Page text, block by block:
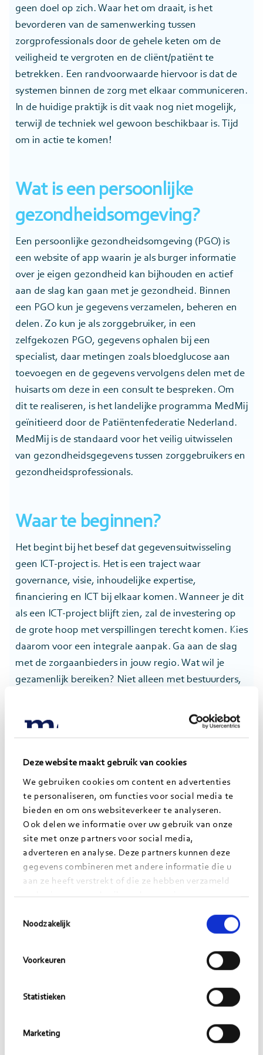
Deze website maakt gebruik van cookies
We gebruiken cookies om content en advertenties
te personaliseren, om functies voor social media te
bieden en om ons websiteverkeer te analyseren.
Ook delen we informatie over uw gebruik van onze
site met onze partners voor social media,
adverteren en analyse. Deze partners kunnen deze
gegevens combineren met andere informatie die u
aan ze heeft verstrekt of die ze hebben verzameld
op basis van uw gebruik van hun services.
Noodzakelijk
Voorkeuren
Statistieken
Marketing
geen doel op zich. Waar het om draait, is het
bevorderen van de samenwerking tussen
zorgprofessionals door de gehele keten om de
veiligheid te vergroten en de cliënt/patiënt te
betrekken. Een randvoorwaarde hiervoor is dat de
systemen binnen de zorg met elkaar communiceren.
In de huidige praktijk is dit vaak nog niet mogelijk,
terwijl de techniek wel gewoon beschikbaar is. Tijd
om in actie te komen!
Wat is een persoonlijke
gezondheidsomgeving?
Een persoonlijke gezondheidsomgeving (PGO) is
een website of app waarin je als burger informatie
over je eigen gezondheid kan bijhouden en actief
aan de slag kan gaan met je gezondheid. Binnen
een PGO kun je gegevens verzamelen, beheren en
delen. Zo kun je als zorggebruiker, in een
zelfgekozen PGO, gegevens ophalen bij een
specialist, daar metingen zoals bloedglucose aan
toevoegen en de gegevens vervolgens delen met de
huisarts om deze in een consult te bespreken. Om
dit te realiseren, is het landelijke programma MedMij
geïnitieerd door de Patiëntenfederatie Nederland.
MedMij is de standaard voor het veilig uitwisselen
van gezondheidsgegevens tussen zorggebruikers en
gezondheidsprofessionals.
Waar te beginnen?
Het begint bij het besef dat gegevensuitwisseling
geen ICT-project is. Het is een traject waar
governance, visie, inhoudelijke expertise,
financiering en ICT bij elkaar komen. Wanneer je dit
als een ICT-project blijft zien, zal de investering op
de grote hoop met verspillingen terecht komen. Kies
daarom voor een integrale aanpak. Ga aan de slag
met de zorgaanbieders in jouw regio. Wat wil je
gezamenlijk bereiken? Niet alleen met bestuurders,
medisch specialisten, huisartsen, verpleegkundigen,
burgers, POH’ers en andere betrokkenen.
Tips voor zorgorganisaties
Hier volgen vier tips voor elke zorgorganisatie die
aan de slag gaat met gegevensuitwisseling.
Besteed voldoende aandacht aan de
weerstand en angsten omtrent
gegevensuitwisseling
. Dit vraagt om een veranderkundige aanpak. Stel
bijvoorbeeld iPads beschikbaar en laat je
om te ervaren wat de mogelijkheden zijn.
organisatie ontstaan door